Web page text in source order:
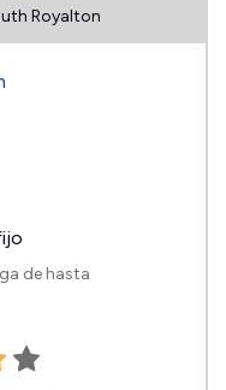
Royalton
de hasta